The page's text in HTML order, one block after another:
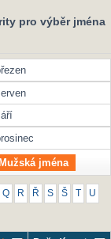
pro výběr jména
Mužská jména
Q R Ř S Š U